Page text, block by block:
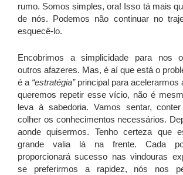
rumo. Somos simples, ora! Isso tá mais
de nós. Podemos não continuar no
esquecê-lo.
Encobrimos a simplicidade para nos
outros afazeres. Mas, é aí que está o
é a “estratégia”principal para acelerarmos
queremos repetir esse vício, não é
leva à sabedoria. Vamos sentar,
colher os conhecimentos necessários.
aonde quisermos. Tenho certeza que
grande valia lá na frente. Cada
proporcionará sucesso nas vindouras
se preferirmos a rapidez, nós nos